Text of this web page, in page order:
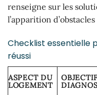
renseigne sur les
l’apparition
Checklist essentielle
réussi
ASPECT DU
LOGEMENT